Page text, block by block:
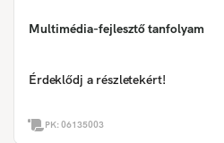
Multimédia-fejlesztő tanfolyam
Érdeklődj a részletekért!
PK:06135003